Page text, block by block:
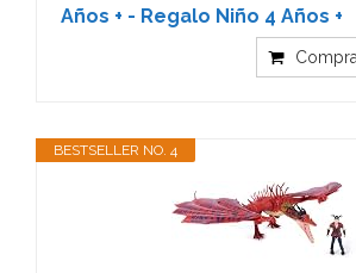
Años + - Regalo Niño 4 Años +
BESTSELLER NO. 4